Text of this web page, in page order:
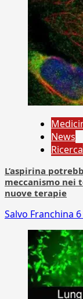
News
Ricerca
L’aspirina
meccanismo nei
nuove terapie
Salvo Franchina